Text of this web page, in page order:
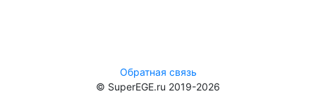
Обратная связь
© SuperEGE.ru 2019-2026